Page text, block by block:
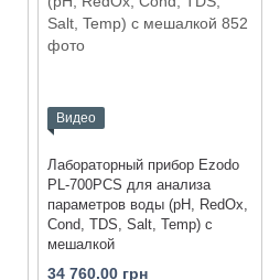
Видео
Лабораторный прибор Ezodo
PL-700PCS для анализа
параметров воды (рН, RedOx,
Cond, TDS, Salt, Temp) с
мешалкой
34 760.00 грн